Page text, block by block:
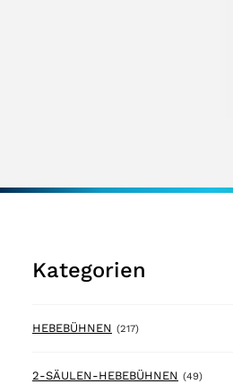
Kategorien
HEBEBÜHNEN (217)217 products
2-SÄULEN-HEBEBÜHNEN (49)49